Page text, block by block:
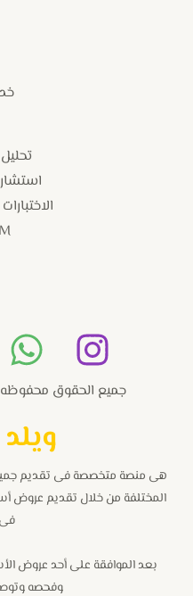
جميع الحقوق محفوظه
و
هى منصة متخصصة فى تقديم جميع
المختلفة من خلال تقديم عروض
بعد الموافقة على أحد عروض
وفحصه